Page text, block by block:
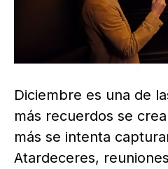
Diciembre es una de
más recuerdos se
más se intenta
Atardeceres,